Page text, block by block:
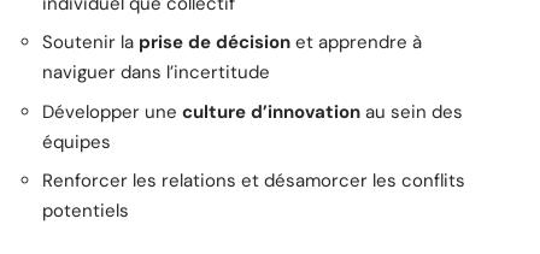
Soutenir la prise de décision et apprendre à
naviguer dans l’incertitude
Développer une culture d’innovation au sein des
équipes
Renforcer les relations et désamorcer les conflits
potentiels